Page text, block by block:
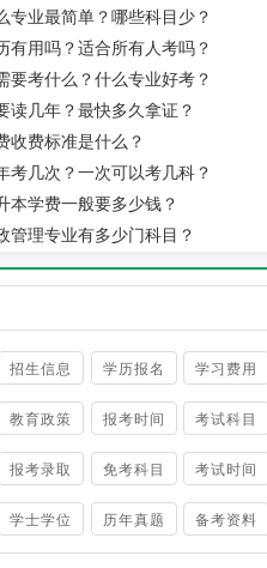
生报考辅导机构，花费则要更贵
实际当地消费水平为准。
专业最简单？哪些科目少？
有用吗？适合所有人考吗？
要考什么？什么专业好考？
读几年？最快多久拿证？
收费标准是什么？
考几次？一次可以考几科？
本学费一般要多少钱？
管理专业有多少门科目？
招生信息 学历报名 学习费用
教育政策 报考时间 考试科目
报考录取 免考科目 考试时间
学士学位 历年真题 备考资料